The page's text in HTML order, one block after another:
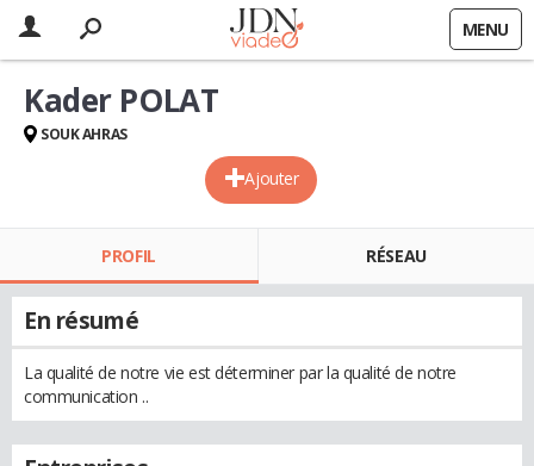
MENU
Ajouter
Kader POLAT
SOUK AHRAS
PROFIL RÉSEAU
En résumé
La qualité de notre vie est déterminer par la qualité de notre
communication ..